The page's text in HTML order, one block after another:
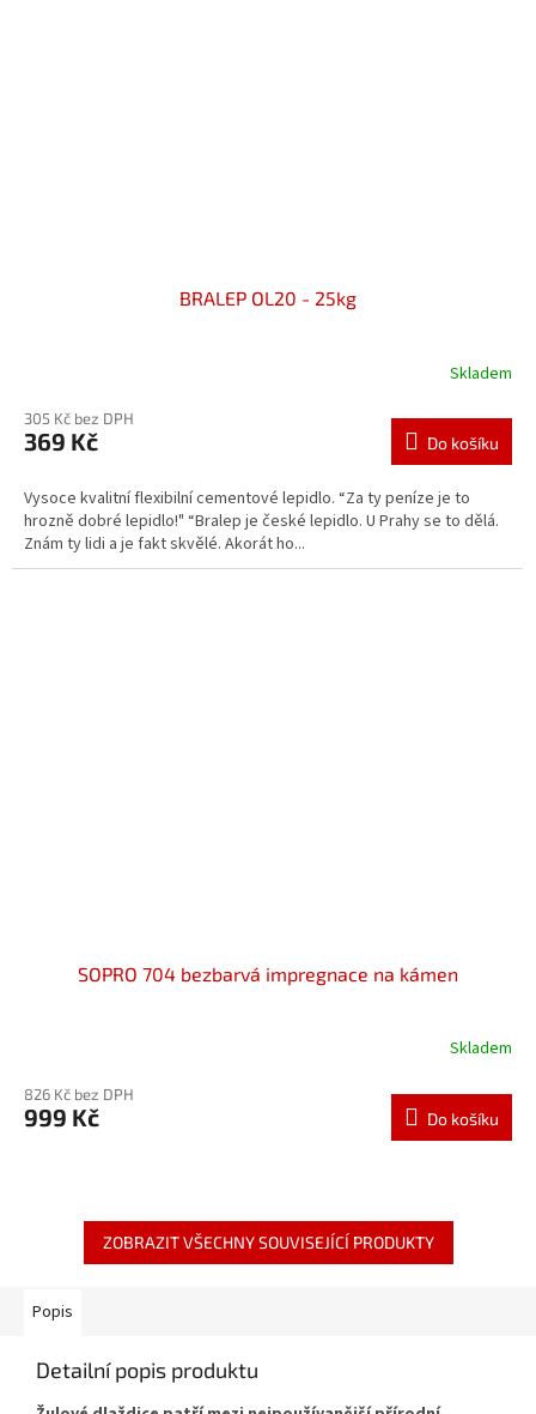
BRALEP OL20 - 25kg
Skladem
305 Kč bez DPH
369 Kč Do košíku
Vysoce kvalitní flexibilní cementové lepidlo. “Za ty peníze je to
hrozně dobré lepidlo!" “Bralep je české lepidlo. U Prahy se to dělá.
Znám ty lidi a je fakt skvělé. Akorát ho...
SOPRO 704 bezbarvá impregnace na kámen
Skladem
826 Kč bez DPH
999 Kč Do košíku
ZOBRAZIT VŠECHNY SOUVISEJÍCÍ PRODUKTY
Popis
Detailní popis produktu